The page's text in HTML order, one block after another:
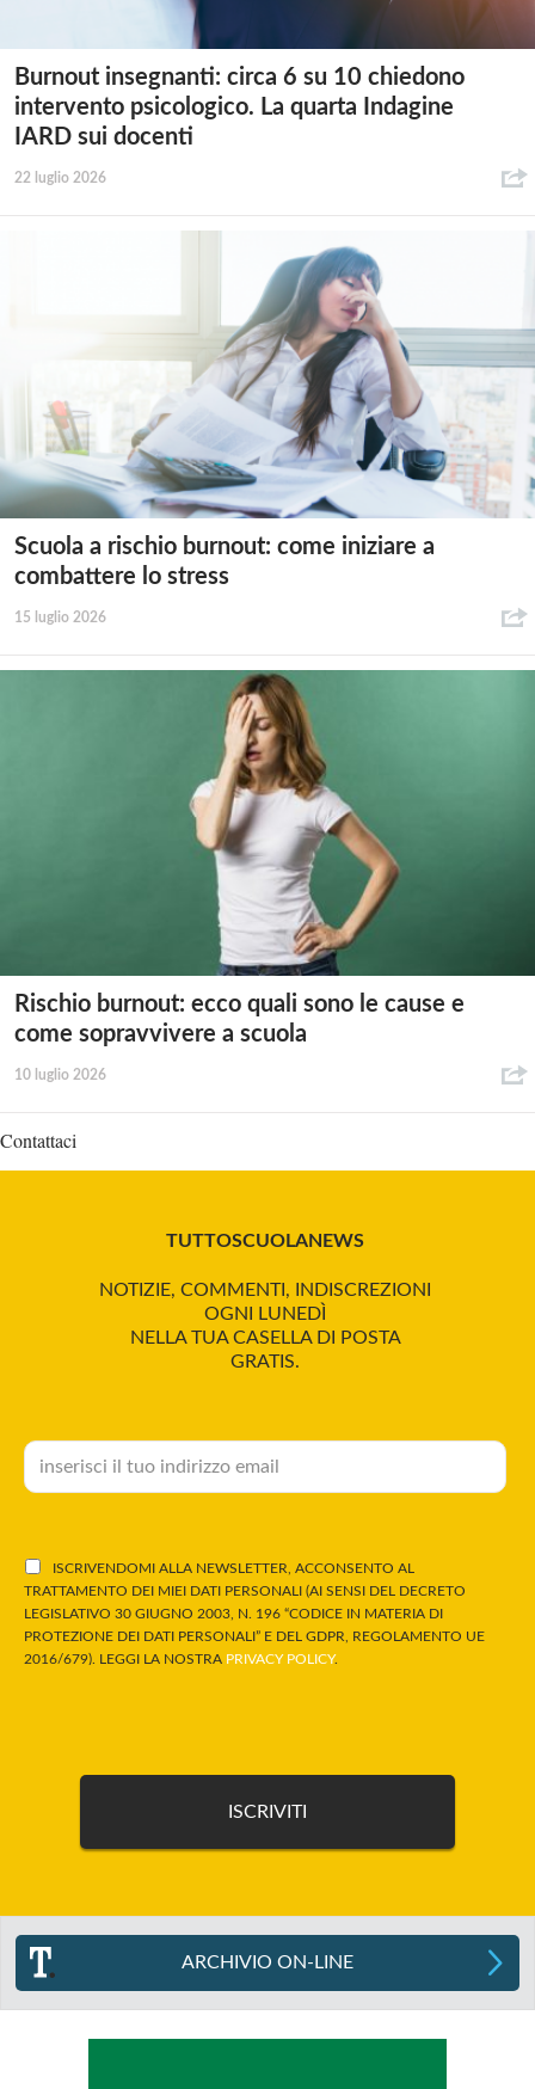
Burnout insegnanti: circa 6 su 10 chiedono
intervento psicologico. La quarta Indagine
IARD sui docenti
22 luglio 2026
Scuola a rischio burnout: come iniziare a
combattere lo stress
15 luglio 2026
Rischio burnout: ecco quali sono le cause e
come sopravvivere a scuola
10 luglio 2026
Contattaci
TUTTOSCUOLANEWS
NOTIZIE, COMMENTI, INDISCREZIONI
OGNI LUNEDÌ
NELLA TUA CASELLA DI POSTA
GRATIS.
ISCRIVENDOMI ALLA NEWSLETTER, ACCONSENTO AL
TRATTAMENTO DEI MIEI DATI PERSONALI (AI SENSI DEL DECRETO
LEGISLATIVO 30 GIUGNO 2003, N. 196 “CODICE IN MATERIA DI
PROTEZIONE DEI DATI PERSONALI” E DEL GDPR, REGOLAMENTO UE
2016/679). LEGGI LA NOSTRA PRIVACY POLICY.
ARCHIVIO ON-LINE